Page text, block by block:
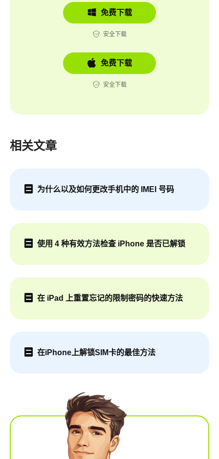
免费下载
安全下载
免费下载
安全下载
相关文章
为什么以及如何更改手机中的 IMEI 号码
使用 4 种有效方法检查 iPhone 是否已解锁
在 iPad 上重置忘记的限制密码的快速方法
在iPhone上解锁SIM卡的最佳方法